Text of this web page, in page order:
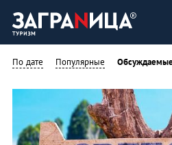
По дате Популярные